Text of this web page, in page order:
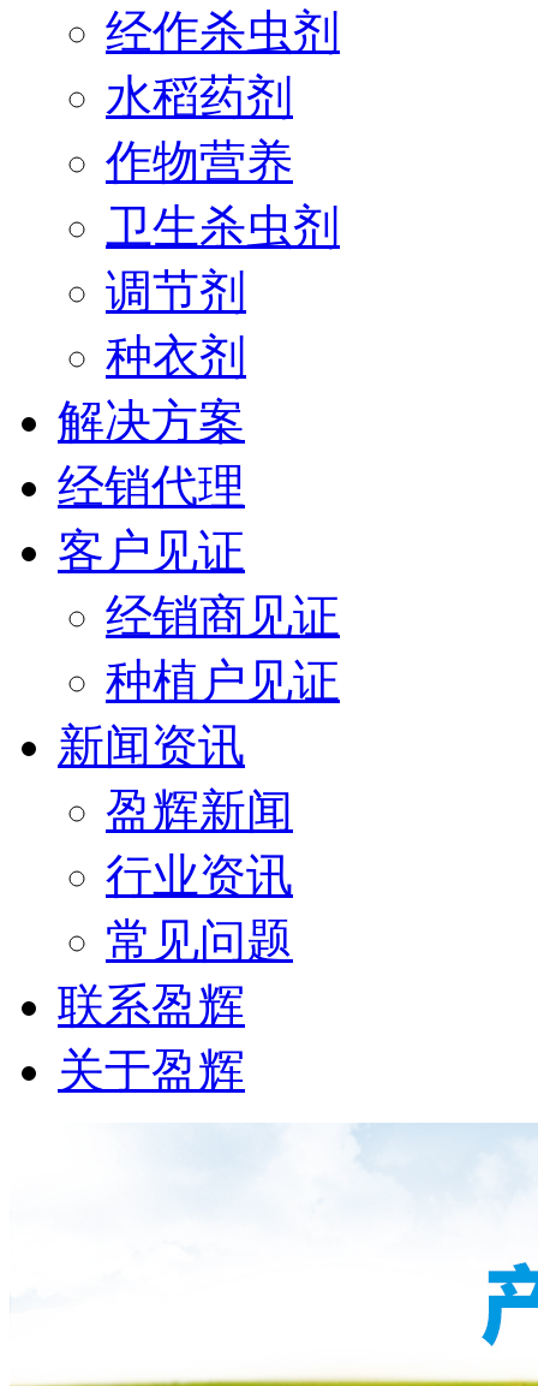
经作杀虫剂
水稻药剂
作物营养
卫生杀虫剂
调节剂
种衣剂
解决方案
经销代理
客户见证
经销商见证
种植户见证
新闻资讯
盈辉新闻
行业资讯
常见问题
联系盈辉
关于盈辉